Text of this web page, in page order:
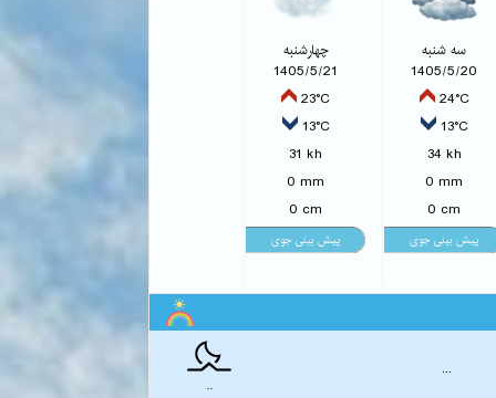
سه شنبه
1405/5/20
24°C
13°C
34 kh
0 mm
0 cm
چهارشنبه
1405/5/21
23°C
13°C
31 kh
0 mm
0 cm
..
...